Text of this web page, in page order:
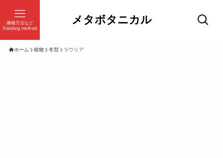
メタボタニカル
播種方法など
Seeding method
ホーム 植物 冬型 ラウリア